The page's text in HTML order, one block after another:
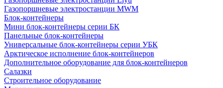
Газопоршневые электростанции MWM
Блок-контейнеры
Мини блок-контейнеры серии БК
Панельные блок-контейнеры
Универсальные блок-контейнеры серии УБК
Арктическое исполнение блок-контейнеров
Дополнительное оборудование для блок-контейнеров
Салазки
Строительное оборудование